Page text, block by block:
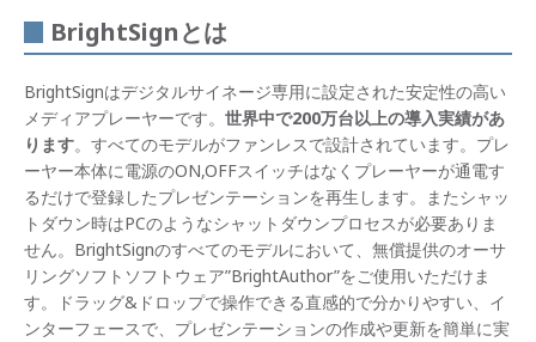
BrightSignとは
BrightSignはデジタルサイネージ専用に設定された安定性の高い
メディアプレーヤーです。 世界中で200万台以上の導入実績があ
ります。すべてのモデルがファンレスで設計されています。プレ
ーヤー本体に電源のON,OFFスイッチはなくプレーヤーが通電す
るだけで登録したプレゼンテーションを再生します。またシャッ
トダウン時はPCのようなシャットダウンプロセスが必要ありま
せん。BrightSignのすべてのモデルにおいて、無償提供のオーサ
リングソフトソフトウェア”BrightAuthor”をご使用いただけま
す。ドラッグ&ドロップで操作できる直感的で分かりやすい、イ
ンターフェースで、プレゼンテーションの作成や更新を簡単に実